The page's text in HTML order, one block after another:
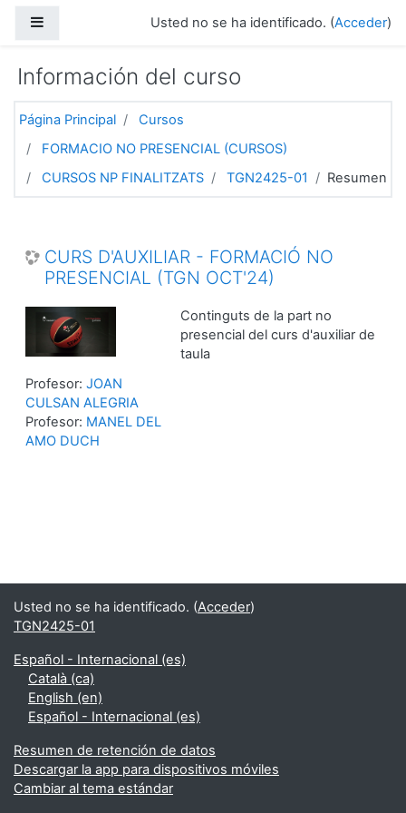
Usted no se ha identificado. (Acceder)
Información del curso
Página Principal
Cursos
FORMACIO NO PRESENCIAL (CURSOS)
CURSOS NP FINALITZATS
TGN2425-01 Resumen
CURS D'AUXILIAR - FORMACIÓ NO
PRESENCIAL (TGN OCT'24)
Continguts de la part no
presencial del curs d'auxiliar de
taula
Profesor: JOAN
CULSAN ALEGRIA
Profesor: MANEL DEL
AMO DUCH
Usted no se ha identificado. (Acceder)
TGN2425-01
Español - Internacional ‎(es)‎
Català ‎(ca)‎
English ‎(en)‎
Español - Internacional ‎(es)‎
Resumen de retención de datos
Descargar la app para dispositivos móviles
Cambiar al tema estándar